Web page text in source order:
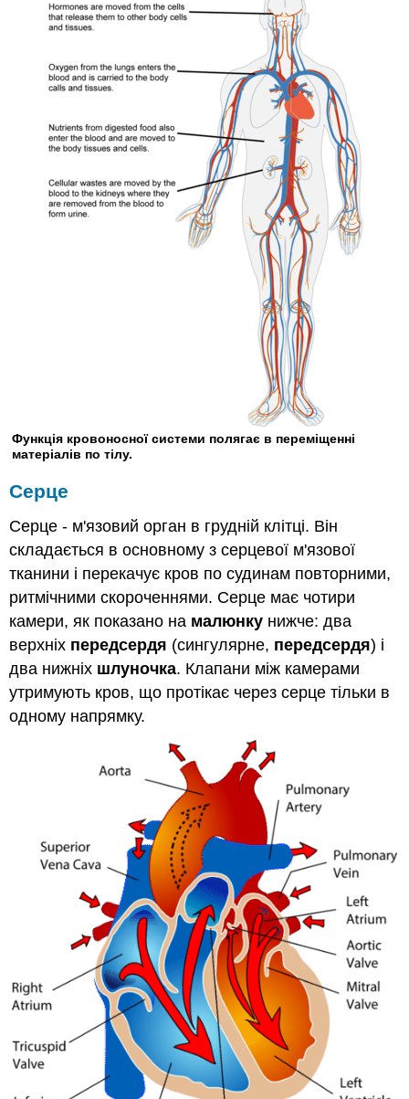
Функція кровоносної системи полягає в переміщенні
матеріалів по тілу.
Серце
Серце - м'язовий орган в грудній клітці. Він
складається в основному з серцевої м'язової
тканини і перекачує кров по судинам повторними,
ритмічними скороченнями. Серце має чотири
камери, як показано на малюнку нижче: два
верхніх передсердя (сингулярне, передсердя) і
два нижніх шлуночка. Клапани між камерами
утримують кров, що протікає через серце тільки в
одному напрямку.